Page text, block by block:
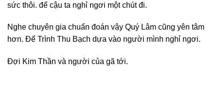
sức thôi. để cậu ta nghỉ ngơi một chút đi.
Nghe chuyên gia chuẩn đoán vậy Quý Lâm cũng yên tâm
hơn. Để Trình Thu Bạch dựa vào người mình nghỉ ngơi.
Đợi Kim Thần và người của gã tới.